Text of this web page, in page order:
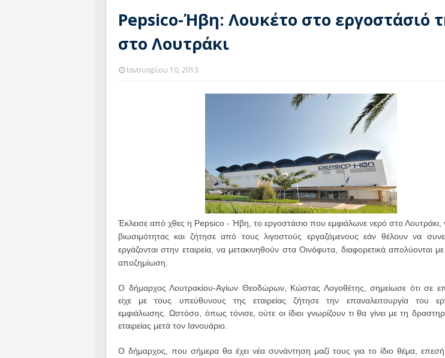
Pepsico-Ήβη: Λουκέτο στο εργοστάσιό
στο Λουτράκι
Ιανουαρίου 10, 2013
Έκλεισε από χθες η Pepsico - Ήβη, το εργοστάσιο που εμφιάλωνε νερό στο Λουτράκι,
βιωσιμότητας και ζήτησε από τους λιγοστούς εργαζόμενους εάν θέλουν να
εργάζονται στην εταιρεία, να μετακινηθούν στα Οινόφυτα, διαφορετικά απολύονται
αποζημίωση.
Ο δήμαρχος Λουτρακίου-Αγίων Θεοδώρων, Κώστας Λογοθέτης, σημείωσε ότι σε
είχε με τους υπεύθυνους της εταιρείας ζήτησε την επαναλειτουργία του
εμφιάλωσης. Ωστόσο, όπως τόνισε, ούτε οι ίδιοι γνωρίζουν τι θα γίνει με τη
εταιρείας μετά τον Ιανουάριο.
Ο δήμαρχος, που σήμερα θα έχει νέα συνάντηση μαζί τους για το ίδιο θέμα,